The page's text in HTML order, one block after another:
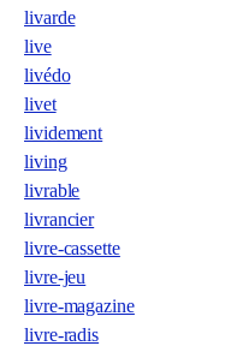
livarde
live
livédo
livet
lividement
living
livrable
livrancier
livre-cassette
livre-jeu
livre-magazine
livre-radis